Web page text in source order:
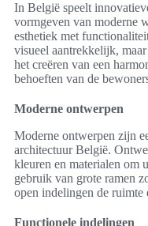
In België speelt
vormgeven van moderne
esthetiek met
visueel aantrekkelijk,
het creëren van een
behoeften van de
Moderne ontwerpen
Moderne ontwerpen zijn
architectuur België.
kleuren en materialen om
gebruik van grote ramen
open indelingen de
Functionele indelingen